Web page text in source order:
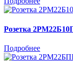
Розетка
Подробнее